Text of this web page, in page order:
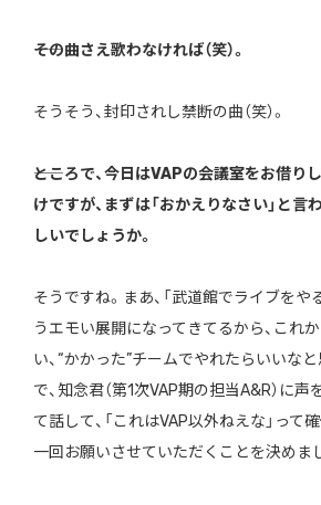
――その曲さえ歌わなければ（笑）。
そうそう、封印されし禁断の曲（笑）。
――ところで、今日はVAPの会議室をお借り
けですが、まずは「おかえりなさい」と言
しいでしょうか。
そうですね。まあ、「武道館でライブをや
うエモい展開になってきてるから、これ
い、“かかった”チームでやれたらいいな
で、知念君（第1次VAP期の担当A&R）に
て話して、「これはVAP以外ねえな」って
一回お願いさせていただくことを決めま